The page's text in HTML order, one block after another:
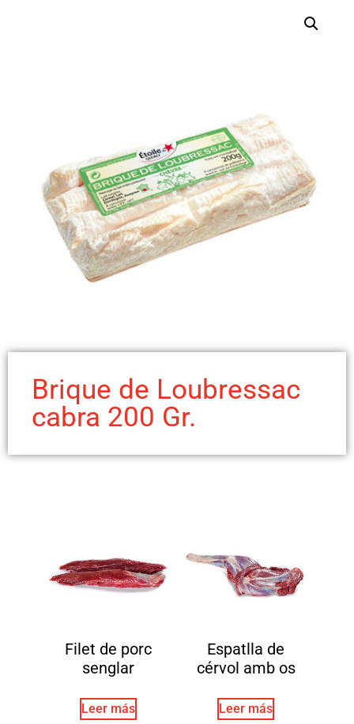
Brique de Loubressac
cabra 200 Gr.
Filet de porc
senglar
Leer más
Espatlla de
cérvol amb os
Leer más